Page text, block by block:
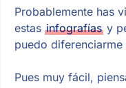
Probablemente has
estas infografíasy
puedo diferenciarme
Pues muy fácil,